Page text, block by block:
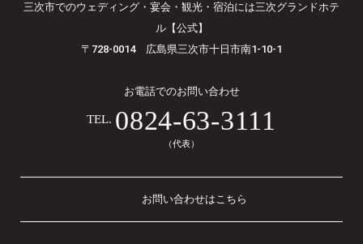
三次市でのウェディング・宴会・観光・宿泊には三次グランドホテ
ル【公式】
〒728-0014 広島県三次市十日市南1-10-1
お電話でのお問い合わせ
TEL. 0824-63-3111
（代表）
お問い合わせはこちら